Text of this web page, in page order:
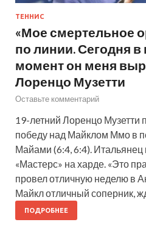
ТЕННИС
«Мое смертельное
по линии. Сегодня в
момент он меня
Лоренцо Музетти
Оставьте комментарий
19-летний Лоренцо Музетти
победу над Майклом Ммо в
Майами (6:4, 6:4).
«Мастерс» на харде. «Это
провел отличную неделю в
Майкл отличный соперник,
ПОДРОБНЕЕ